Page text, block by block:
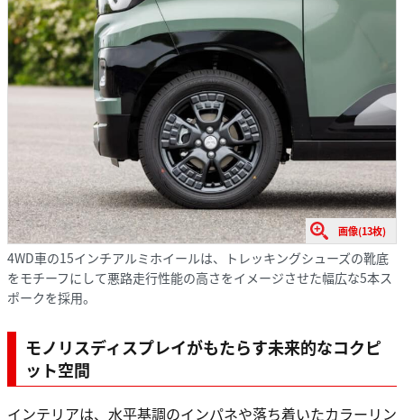
画像(13枚)
4WD車の15インチアルミホイールは、トレッキングシューズの靴底
をモチーフにして悪路走行性能の高さをイメージさせた幅広な5本ス
ポークを採用。
モノリスディスプレイがもたらす未来的なコクピ
ット空間
インテリアは、水平基調のインパネや落ち着いたカラーリン